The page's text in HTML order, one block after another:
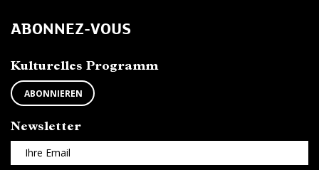
ABONNEZ-VOUS
Kulturelles Programm
ABONNIEREN
Newsletter
Ihre Email